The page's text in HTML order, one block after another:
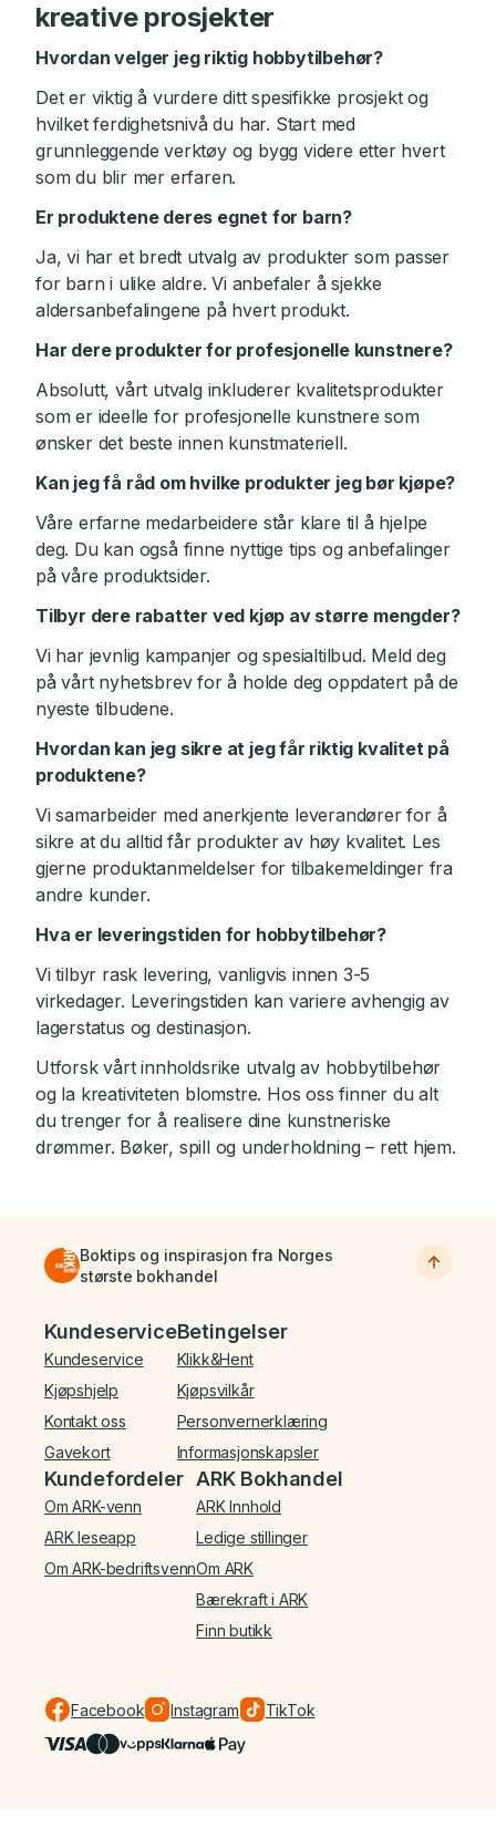
kreative prosjekter
Hvordan velger jeg riktig hobbytilbehør?
Det er viktig å vurdere ditt spesifikke prosjekt og
hvilket ferdighetsnivå du har. Start med
grunnleggende verktøy og bygg videre etter hvert
som du blir mer erfaren.
Er produktene deres egnet for barn?
Ja, vi har et bredt utvalg av produkter som passer
for barn i ulike aldre. Vi anbefaler å sjekke
aldersanbefalingene på hvert produkt.
Har dere produkter for profesjonelle kunstnere?
Absolutt, vårt utvalg inkluderer kvalitetsprodukter
som er ideelle for profesjonelle kunstnere som
ønsker det beste innen kunstmateriell.
Kan jeg få råd om hvilke produkter jeg bør kjøpe?
Våre erfarne medarbeidere står klare til å hjelpe
deg. Du kan også finne nyttige tips og anbefalinger
på våre produktsider.
Tilbyr dere rabatter ved kjøp av større mengder?
Vi har jevnlig kampanjer og spesialtilbud. Meld deg
på vårt nyhetsbrev for å holde deg oppdatert på de
nyeste tilbudene.
Hvordan kan jeg sikre at jeg får riktig kvalitet på
produktene?
Vi samarbeider med anerkjente leverandører for å
sikre at du alltid får produkter av høy kvalitet. Les
gjerne produktanmeldelser for tilbakemeldinger fra
andre kunder.
Hva er leveringstiden for hobbytilbehør?
Vi tilbyr rask levering, vanligvis innen 3-5
virkedager. Leveringstiden kan variere avhengig av
lagerstatus og destinasjon.
Utforsk vårt innholdsrike utvalg av hobbytilbehør
og la kreativiteten blomstre. Hos oss finner du alt
du trenger for å realisere dine kunstneriske
drømmer. Bøker, spill og underholdning – rett hjem.
Boktips og inspirasjon fra Norges
største bokhandel
Bunnmeny
Kundeservice
Kundeservice
Kjøpshjelp
Kontakt oss
Gavekort
Betingelser
Klikk&Hent
Kjøpsvilkår
Personvernerklæring
Informasjonskapsler
Kundefordeler
Om ARK-venn
ARK leseapp
Om ARK-bedriftsvenn
ARK Bokhandel
ARK Innhold
Ledige stillinger
Om ARK
Bærekraft i ARK
Finn butikk
Facebook Instagram TikTok